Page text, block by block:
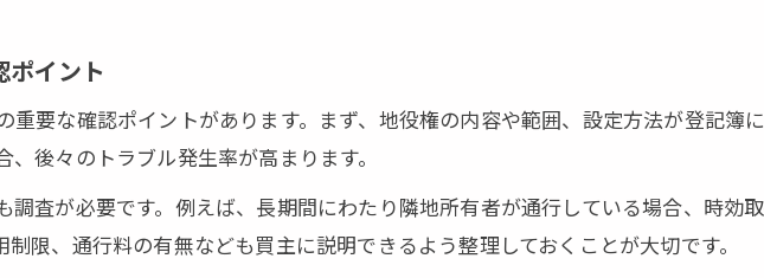
で不動産売却リスクを最小限にする方法
と通行地役権の違いを理解した不動産売却術
行権と通行地役権の違いを不動産売却で活用
行権の特徴と売却時の留意点を解説
権との違いが売却価格に与える影響
イント
要な確認ポイントがあります。まず、地役権の内容や範囲、設定方法が登記簿
後々のトラブル発生率が高まります。
査が必要です。例えば、長期間にわたり隣地所有者が通行している場合、時効
限、通行料の有無なども買主に説明できるよう整理しておくことが大切です。
最短30秒で完了！今すぐ簡単無料査定▼
最短30秒で完了！今すぐ簡単無料査定▼